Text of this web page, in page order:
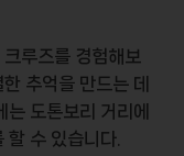
루즈를 경험해보
추억을 만드는 데
도톤보리 거리에
할 수 있습니다.